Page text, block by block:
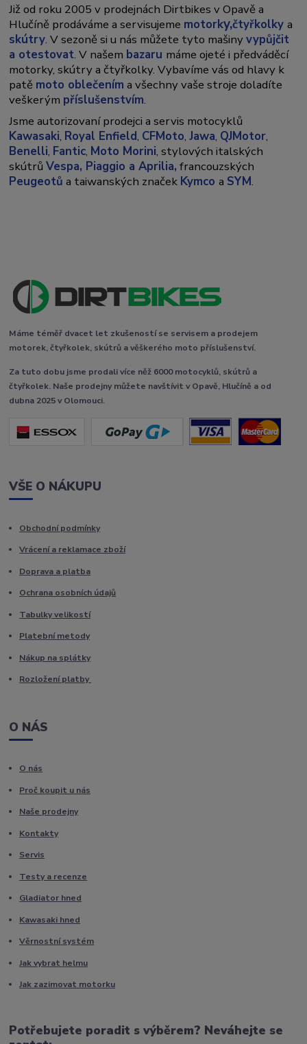
Již od roku 2005 v prodejnách Dirtbikes v Opavě a
Hlučíně prodáváme a servisujeme motorky,čtyřkolkya
skútry. V sezoně si u nás můžete tyto mašinyvypůjčit
a otestovat. V našem bazaru máme ojeté i předváděcí
motorky, skútry a čtyřkolky. Vybavíme vás od hlavy k
patě moto oblečením a všechny vaše stroje doladíte
veškerým příslušenstvím.
Jsme autorizovaní prodejci a servis motocyklů
Kawasaki, Royal Enfield, CFMoto,Jawa, QJMotor,
Benelli, Fantic, Moto Morini, stylových italských
skútrůVespa, Piaggio a Aprilia, francouzských
Peugeotů a taiwanských značek Kymcoa SYM.
Máme téměř dvacet let zkušeností se servisem a prodejem
motorek, čtyřkolek, skútrů a věškerého moto příslušenství.
Za tuto dobu jsme prodali více něž 6000 motocyklů, skútrů a
čtyřkolek. Naše prodejny můžete navštívit v Opavě, Hlučíně a od
dubna 2025 v Olomouci.
VŠE O NÁKUPU
Obchodní podmínky
Vrácení a reklamace zboží
Doprava a platba
Ochrana osobních údajů
Tabulky velikostí
Platební metody
Nákup na splátky
Rozložení platby
O NÁS
O nás
Proč koupit u nás
Naše prodejny
Kontakty
Servis
Testy a recenze
Gladiator hned
Kawasaki hned
Věrnostní systém
Jak vybrat helmu
Jak zazimovat motorku
Potřebujete poradit s výběrem? Neváhejte se